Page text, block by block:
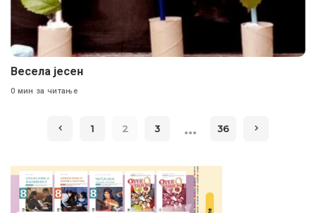
Весела јесен
0 мин за читање
1 2 3 … 36